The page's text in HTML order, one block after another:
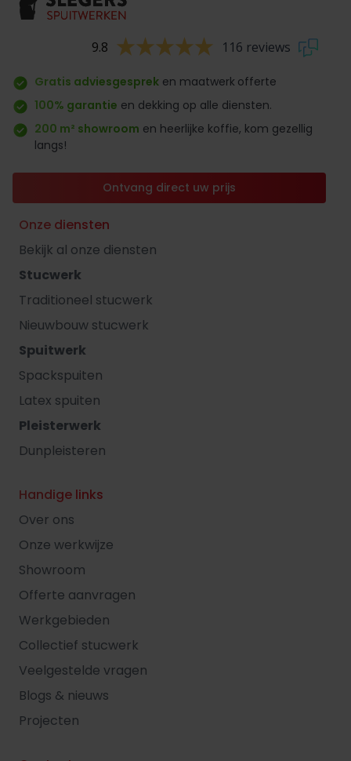
9.8 116 reviews
Gratis adviesgesprek en maatwerk offerte
100% garantie en dekking op alle diensten.
200 m² showroom en heerlijke koffie, kom gezellig
langs!
Ontvang direct uw prijs
Onze diensten
Bekijk al onze diensten
Stucwerk
Traditioneel stucwerk
Nieuwbouw stucwerk
Spuitwerk
Spackspuiten
Latex spuiten
Pleisterwerk
Dunpleisteren
Handige links
Over ons
Onze werkwijze
Showroom
Offerte aanvragen
Werkgebieden
Collectief stucwerk
Veelgestelde vragen
Blogs & nieuws
Projecten